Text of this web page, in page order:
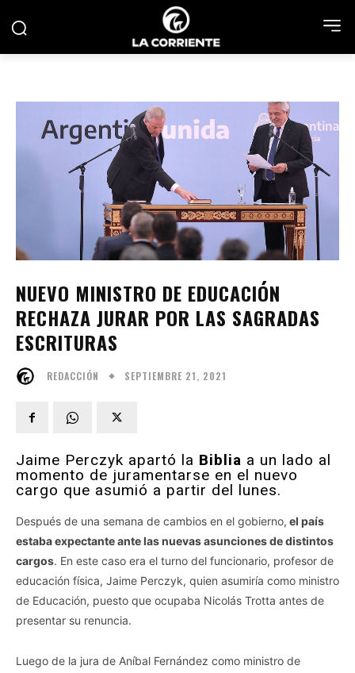
NUEVO MINISTRO DE EDUCACIÓN
RECHAZA JURAR POR LAS SAGRADAS
ESCRITURAS
REDACCIÓN SEPTIEMBRE 21, 2021
Jaime Perczyk apartó la Biblia a un lado al
momento de juramentarse en el nuevo
cargo que asumió a partir del lunes.
Después de una semana de cambios en el gobierno, el país
estaba expectante ante las nuevas asunciones de distintos
cargos. En este caso era el turno del funcionario, profesor de
educación física, Jaime Perczyk, quien asumiría como ministro
de Educación, puesto que ocupaba Nicolás Trotta antes de
presentar su renuncia.
Luego de la jura de Aníbal Fernández como ministro de